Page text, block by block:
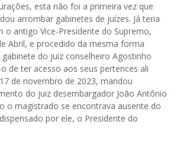
esta não foi a primeira vez que
arrombar gabinetes de juízes. Já teria
antigo Vice-Presidente do Supremo,
Abril, e procedido da mesma forma
do juiz conselheiro Agostinho
de ter acesso aos seus pertences ali
de novembro de 2023, mandou
do juiz desembargador João Antônio
o magistrado se encontrava ausente do
por ele, o Presidente do